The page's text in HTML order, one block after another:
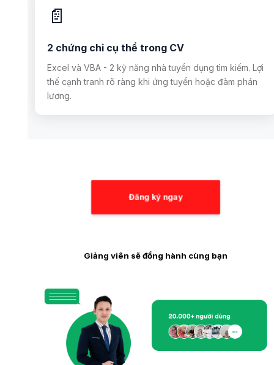
📄
2 chứng chỉ cụ thể trong CV
Excel và VBA - 2 kỹ năng nhà tuyển dụng tìm kiếm. Lợi
thế cạnh tranh rõ ràng khi ứng tuyển hoặc đàm phán
lương.
Đăng ký ngay
Giảng viên sẽ đồng hành cùng bạn